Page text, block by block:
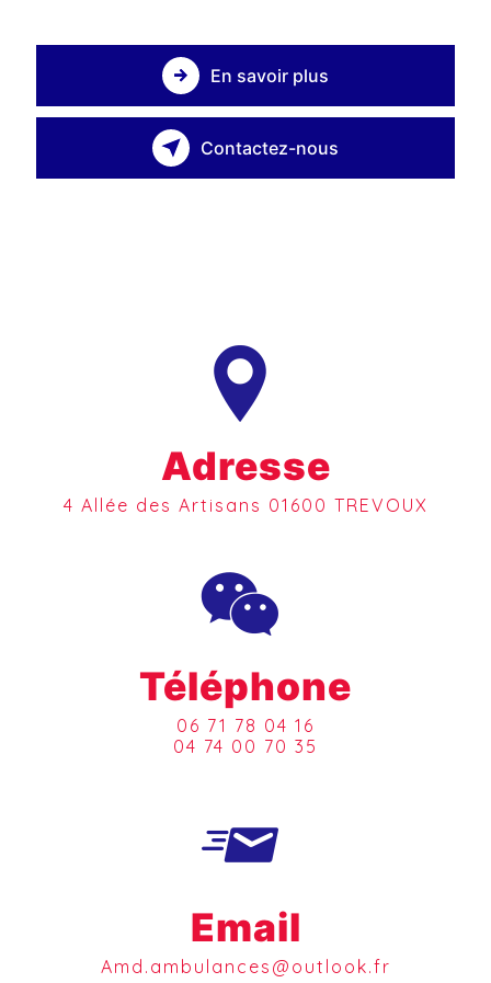
En savoir plus
Contactez-nous
Adresse
4 Allée des Artisans 01600 TREVOUX
Téléphone
06 71 78 04 16
04 74 00 70 35
Email
amd.ambulances@outlook.fr